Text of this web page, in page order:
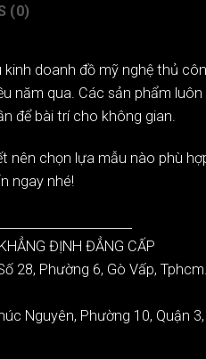
(0)
kinh doanh đồ mỹ nghệ thủ
năm qua. Các sản phẩm
để bài trí cho không gian.
nên chọn lựa mẫu nào phù
ngay nhé!
ĐỊNH ĐẲNG CẤP
28, Phường 6, Gò Vấp, Tphcm.
Nguyên, Phường 10, Quận